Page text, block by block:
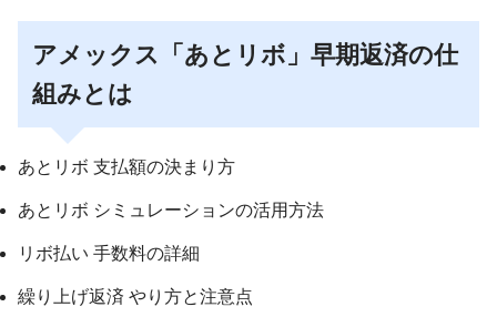
アメックス「あとリボ」早期返済の仕
組みとは
あとリボ 支払額の決まり方
あとリボ シミュレーションの活用方法
リボ払い 手数料の詳細
繰り上げ返済 やり方と注意点